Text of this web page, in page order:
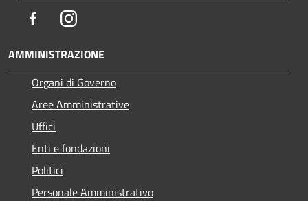
FacebookInstagram
AMMINISTRAZIONE
Organi di Governo
Aree Amministrative
Uffici
Enti e fondazioni
Politici
Personale Amministrativo